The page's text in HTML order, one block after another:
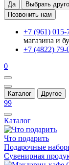
Да
Выбрать
Позвонить нам
+7 (961) 015-
магазина и
+7 (4822) 79-
0
Каталог Другое
99
Каталог
Что подарить
Подарочные
Сувенирная